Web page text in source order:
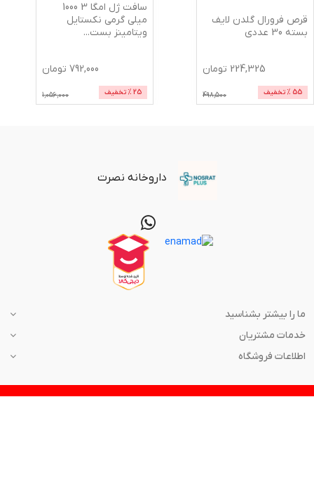
قرص فرورال گلدن لایف
بسته 30 عددی
224,325 تومان
55 % تخفیف 498,500
سافت ژل امگا 3 1000
میلی گرمی نکستایل
ویتامینز بست...
792,000 تومان
25 % تخفیف 1,056,000
داروخانه نصرت
ما را بیشتر بشناسید
خدمات مشتریان
اطلاعات فروشگاه